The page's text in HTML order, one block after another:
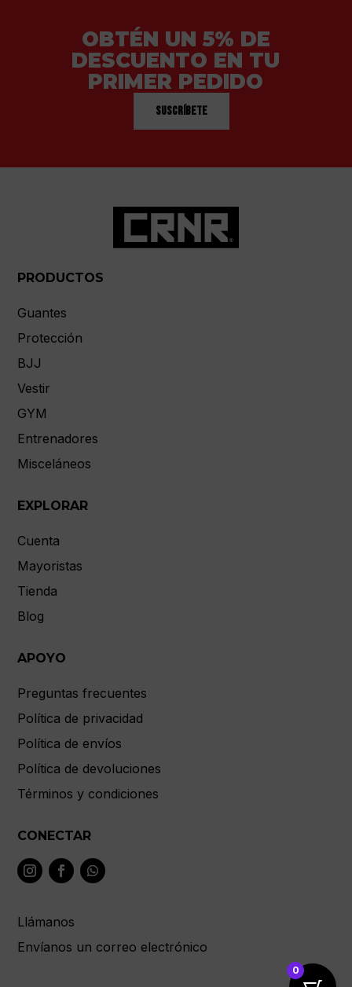
OBTÉN UN 5% DE
DESCUENTO EN TU
PRIMER PEDIDO
Suscríbete
PRODUCTOS
Guantes
Protección
BJJ
Vestir
GYM
Entrenadores
Misceláneos
EXPLORAR
Cuenta
Mayoristas
Tienda
Blog
APOYO
Preguntas frecuentes
Política de privacidad
Política de envíos
Política de devoluciones
Términos y condiciones
CONECTAR
Llámanos
Envíanos un correo electrónico
0